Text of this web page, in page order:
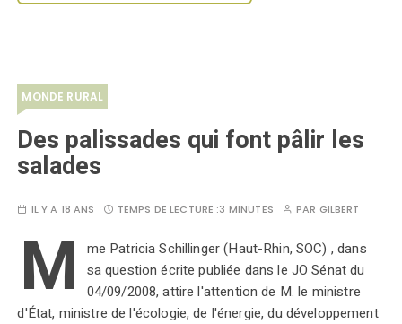
MONDE RURAL
Des palissades qui font pâlir les
salades
IL Y A 18 ANS TEMPS DE LECTURE :3 MINUTES PAR GILBERT
M
me Patricia Schillinger (Haut-Rhin, SOC) , dans
sa question écrite publiée dans le JO Sénat du
04/09/2008, attire l'attention de M. le ministre
d'État, ministre de l'écologie, de l'énergie, du développement